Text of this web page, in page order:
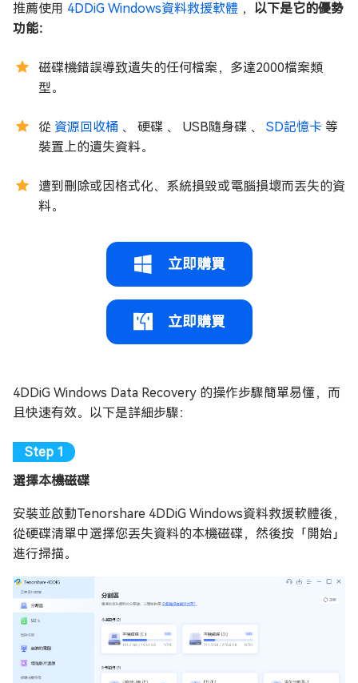
推薦使用 4DDiG Windows資料救援軟體 ， 以下是它的優勢
功能：
磁碟機錯誤導致遺失的任何檔案，多達2000檔案類
型。
從 資源回收桶 、 硬碟 、 USB隨身碟 、 SD記憶卡 等
裝置上的遺失資料。
遭到刪除或因格式化、系統損毀或電腦損壞而丟失的資
料。
立即購買
立即購買
4DDiG Windows Data Recovery 的操作步驟簡單易懂，而
且快速有效。以下是詳細步驟：
選擇本機磁碟
安裝並啟動Tenorshare 4DDiG Windows資料救援軟體後，
從硬碟清單中選擇您丟失資料的本機磁碟，然後按「開始」
進行掃描。